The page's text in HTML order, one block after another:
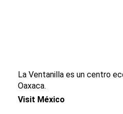
La Ventanilla es un centro
Oaxaca.
Visit México